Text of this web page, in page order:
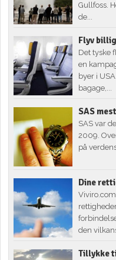
Gullfoss.
de...
Flyv
Det tyske
en
byer i
bagage,...
SAS
SAS var
2009.
på
Dine
den
Tillykke